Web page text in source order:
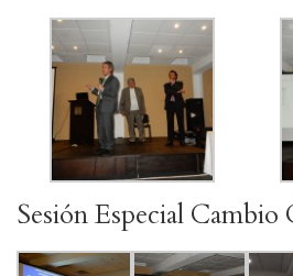
Sesión Especial